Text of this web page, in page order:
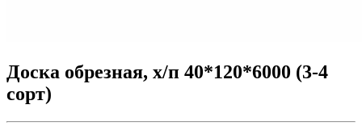
Доска обрезная, х/п 40*120*6000 (3-4
сорт)